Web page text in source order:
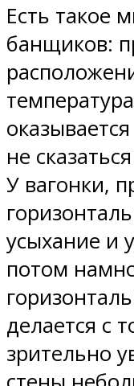
Есть такое
банщиков:
не
У вагонки,
усыхание и
потом
делается с
зрительно